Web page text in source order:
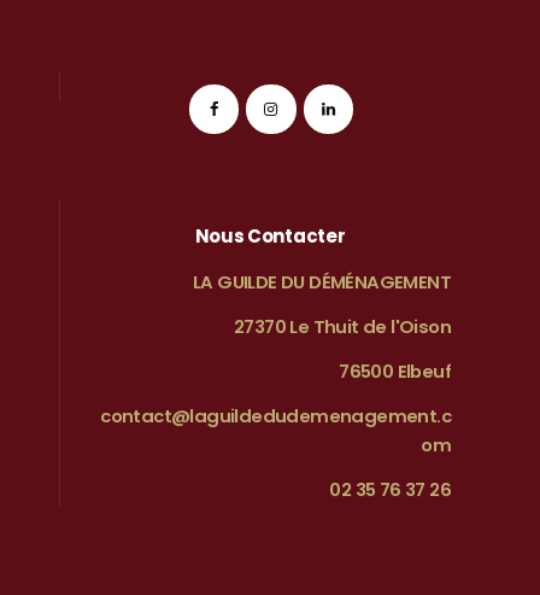
Nous Contacter
LA GUILDE DU DÉMÉNAGEMENT
27370 Le Thuit de l'Oison
76500 Elbeuf
contact@laguildedudemenagement.c
om
02 35 76 37 26